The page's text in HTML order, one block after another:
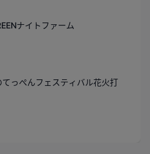
ナイトファーム
てっぺんフェスティバル花火打